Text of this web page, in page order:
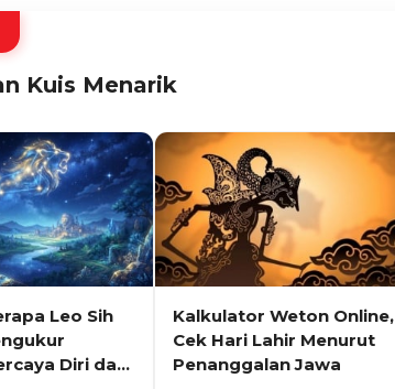
Kuis Menarik
Leo Sih
Diri dan
Kalkulator Weton Online,
Cek Hari Lahir Menurut
Penanggalan Jawa